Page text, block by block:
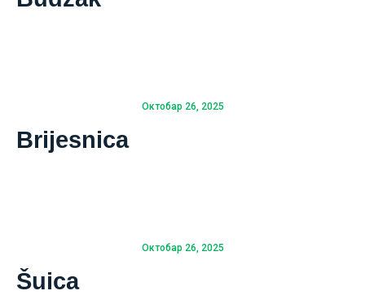
Октобар 26, 2025
Brijesnica
Октобар 26, 2025
Šuica